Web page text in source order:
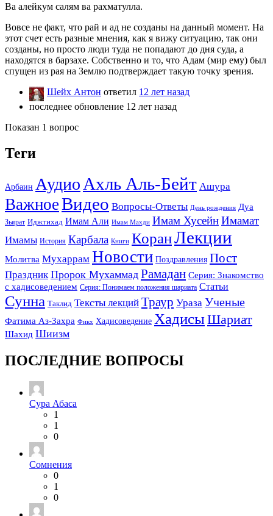
Ва алейкум салям ва рахматулла.
Вовсе не факт, что рай и ад не созданы на данный момент. На
этот счет есть разные мнения, как я вижу ситуацию, так они
созданы, но просто люди туда не попадают до дня суда, а
находятся в барзахе. Собственно и то, что Адам (мир ему) был
спущен из рая на Землю подтверждает такую точку зрения.
Шейх Антон ответил 12 лет назад
последнее обновление 12 лет назад
Показан 1 вопрос
Теги
Арбаин Аудио Ахль Аль-Бейт Ашура
ВажноеВидео Вопросы-Ответы День рождения Дуа
Зьярат Иджтихад Имам Али Имам Махди Имам ХусейнИмамат
Имамы История Карбала Книги КоранЛекции
Молитва Мухаррам Новости Поздравления Пост
Праздник Пророк Мухаммад Рамадан Серия: Знакомство
с хадисоведением Серия: Понимаем положения шариата Статьи
Сунна Таклид Тексты лекций Траур Ураза Ученые
Фатима Аз-Захра Фикх Хадисоведение ХадисыШариат
Шахид Шиизм
ПОСЛЕДНИЕ ВОПРОСЫ
Сура Абаса
1
1
0
Сомнения
0
1
0